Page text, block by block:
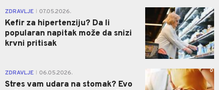
ZDRAVLJE 07.05.2026.
Kefir za hipertenziju? Da li
popularan napitak može da snizi
krvni pritisak
0
ZDRAVLJE 06.05.2026.
Stres vam udara na stomak? Evo
0